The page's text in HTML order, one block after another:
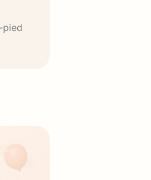
pied